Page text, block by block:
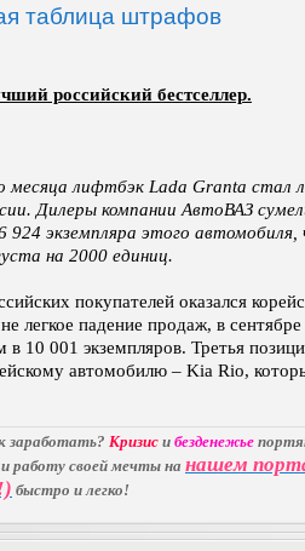
таблица штрафов
российский бестселлер.
месяца лифтбэк Lada Granta стал
Дилеры компании АвтоВАЗ
924 экземпляра этого автомобиля,
на 2000 единиц.
покупателей оказался
легкое падение продаж, в сентябре
10 001 экземпляров. Третья
автомобилю – Kia Rio,
заработать? Кризис и безденежье
работу своей мечты на нашем
быстро и легко!